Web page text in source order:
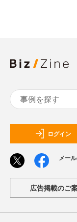
ログイン
メー
広告掲載のご